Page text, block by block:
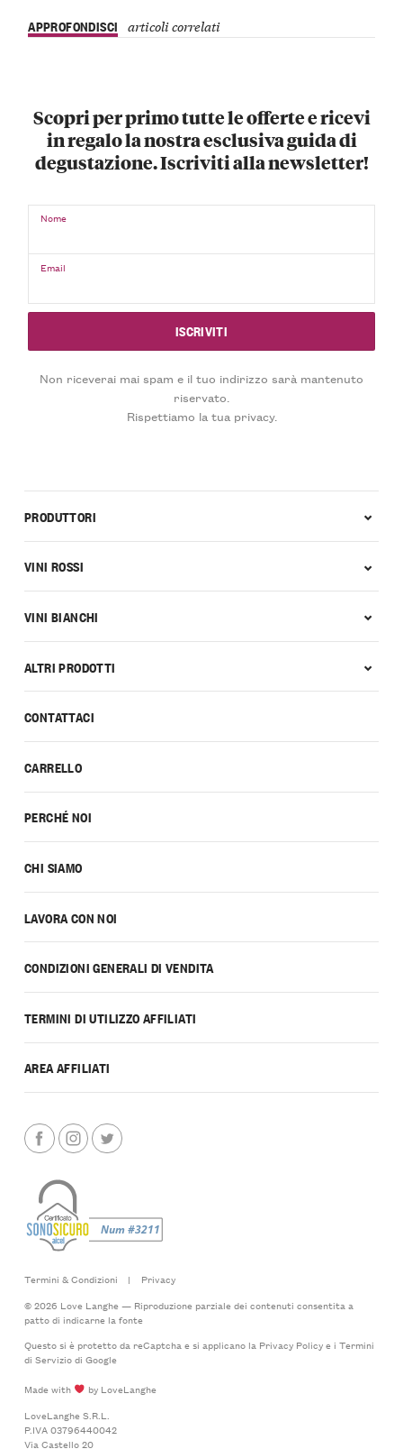
APPROFONDISCI articoli correlati
Scopri per primo tutte le offerte e ricevi
in regalo la nostra esclusiva guida di
degustazione. Iscriviti alla newsletter!
Nome
Email
Non riceverai mai spam e il tuo indirizzo sarà mantenuto
riservato.
Rispettiamo la tua privacy.
CONTATTACI
CARRELLO
PERCHÉ NOI
CHI SIAMO
LAVORA CON NOI
CONDIZIONI GENERALI DI VENDITA
TERMINI DI UTILIZZO AFFILIATI
AREA AFFILIATI
PRODUTTORI
VINI ROSSI
VINI BIANCHI
ALTRI PRODOTTI
Termini & Condizioni |
Privacy
© 2026 Love Langhe — Riproduzione parziale dei contenuti consentita a
patto di indicarne la fonte
Questo si è protetto da reCaptcha e si applicano la Privacy Policye i Termini
di Serviziodi Google
Made with
by LoveLanghe
LoveLanghe S.R.L.
P.IVA 03796440042
Via Castello 20